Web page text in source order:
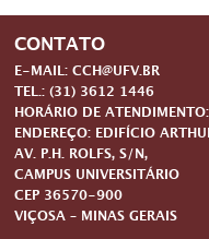
CONTATO
E-MAIL: CCH@UFV.BR
TEL.: (31) 3612 1446
HORÁRIO DE
ENDEREÇO: EDIFÍCIO
AV. P.H. ROLFS, S/N,
CAMPUS UNIVERSITÁRIO
CEP 36570-900
VIÇOSA – MINAS GERAIS